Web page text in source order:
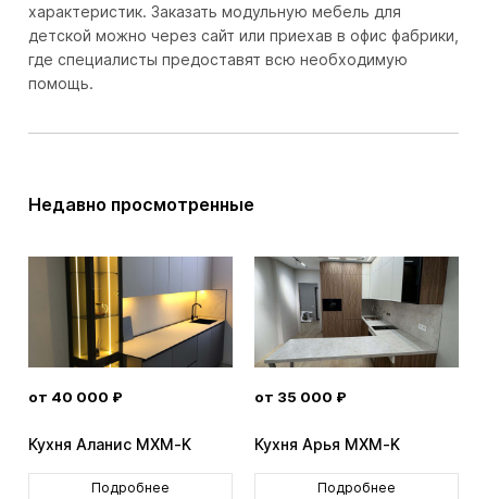
характеристик. Заказать модульную мебель для
детской можно через сайт или приехав в офис фабрики,
где специалисты предоставят всю необходимую
помощь.
Недавно просмотренные
от 40 000 ₽
Кухня Аланис MXM-K
Подробнее
от 35 000 ₽
Кухня Арья MXM-K
Подробнее